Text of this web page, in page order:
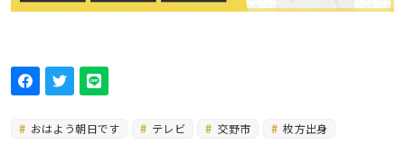
おはよう朝日です テレビ 交野市 枚方出身